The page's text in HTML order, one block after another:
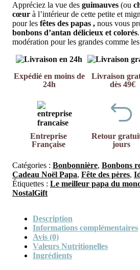
Appréciez la vue des guimauves (ou
cœur à l’intérieur de cette petite et
pour les fêtes des papas , nous vous
bonbons d’antan délicieux et colorés
modération pour les grandes comme
Expédié en moins de
24h
Livraison
dès 49€
Entreprise
Française
Retour
jours
Catégories : Bonbonnière, Bonbons
Cadeau Noël Papa, Fête des pères,
Étiquettes : Le meilleur papa du
NostalGift
Description
Informations complémentaires
Avis (0)
Valeurs Nutritionelles
Ingrédients